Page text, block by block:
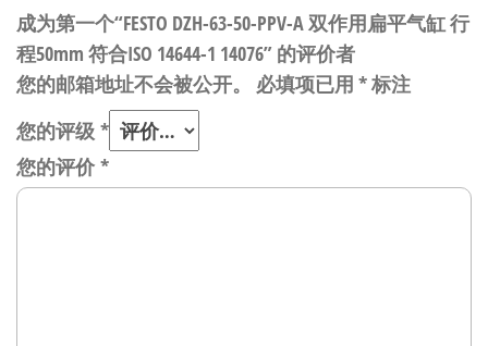
成为第一个“FESTO DZH-63-50-PPV-A 双作用扁平气缸 行
程50mm 符合ISO 14644-1 14076” 的评价者
您的邮箱地址不会被公开。
必填项已用 *标注
您的评级 *
您的评价*